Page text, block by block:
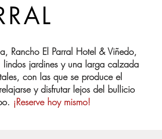
Rancho El Parral Hotel & Viñedo,
jardines y una larga calzada
con las que se produce el
y disfrutar lejos del bullicio
¡Reserve hoy mismo!